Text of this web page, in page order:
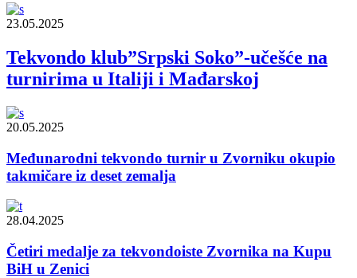
23.05.2025
Tekvondo klub”Srpski Soko”-učešće na
turnirima u Italiji i Mađarskoj
20.05.2025
Međunarodni tekvondo turnir u Zvorniku okupio
takmičare iz deset zemalja
28.04.2025
Četiri medalje za tekvondoiste Zvornika na Kupu
BiH u Zenici